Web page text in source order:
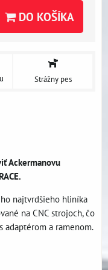
DO KOŠÍKA
Strážny pes
Ackermanovu
najtvrdšieho hliníka
na CNC strojoch, čo
adaptérom a ramenom.